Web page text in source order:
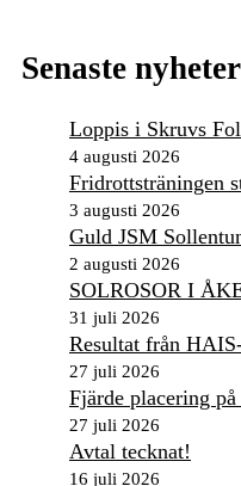
Senaste
Loppis i Skruvs
4 augusti 2026
Fridrottsträningen
3 augusti 2026
Guld JSM
2 augusti 2026
SOLROSOR I
31 juli 2026
Resultat från
27 juli 2026
Fjärde placering
27 juli 2026
Avtal tecknat!
16 juli 2026